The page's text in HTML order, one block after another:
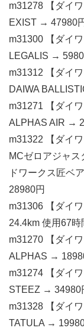
m31278 【ダイ
EXIST → 47980
m31300 【ダイ
LEGALIS → 5980
m31312 【ダイ
DAIWA
m31271 【ダイ
ALPHAS AIR →
m31322 【ダイ
MCゼロアジャ
ドワークス匠ベ
28980円
m31306 【ダイ
24.4km 使用67
m31270 【ダイ
ALPHAS →
m31274 【ダイ
STEEZ → 34980
m31328 【ダイ
TATULA →